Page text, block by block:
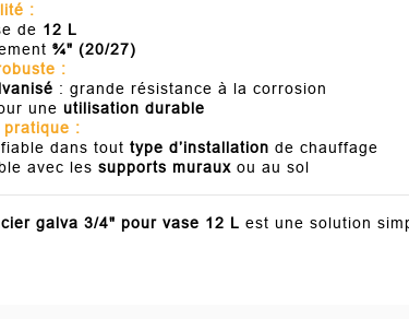
:
de 12 L
¾" (20/27)
:
: grande résistance à la corrosion
une utilisation durable
pratique :
dans tout type d’installation de chauffage
avec les supports muraux ou au sol
galva 3/4" pour vase 12 L est une solution